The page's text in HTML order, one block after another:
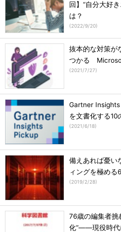
回】“自分大好
は？
(2022/9/20)
抜本的な対策が
つかる
(2021/7/27)
Gartner
を文書化する10
(2021/6/18)
備えあれば憂い
ィングを極める
(2019/2/28)
76歳の編集者挑
化”――現役時代